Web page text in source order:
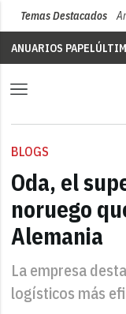
Temas Destacados
ANUARIOS PAPEL
BLOGS
Oda, el
noruego
Alemania
La empresa
logísticos más